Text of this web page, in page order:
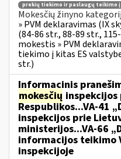
prekių tiekimo ir paslaugų teikimo
Mokesčių žinyno
» PVM deklaravimas (IX
(84-86 str., 88-89 str.,
mokestis » PVM
tiekimo į kitas ES
str.)
Informacinis
mokesčių
Respublikos...VA-41
inspekcijos prie
ministerijos...VA-66
informacijos teikimo
inspekcijoje